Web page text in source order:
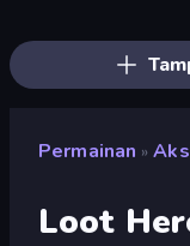
Permainan »
Loot